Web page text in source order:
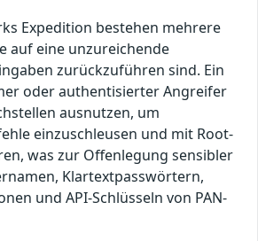
Expedition bestehen mehrere
auf eine unzureichende
zurückzuführen sind. Ein
oder authentisierter Angreifer
ausnutzen, um
einzuschleusen und mit Root-
was zur Offenlegung sensibler
Klartextpasswörtern,
und API-Schlüsseln von PAN-